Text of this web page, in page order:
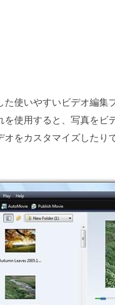
使いやすいビデオ編
使用すると、写真を
をカスタマイズしたり